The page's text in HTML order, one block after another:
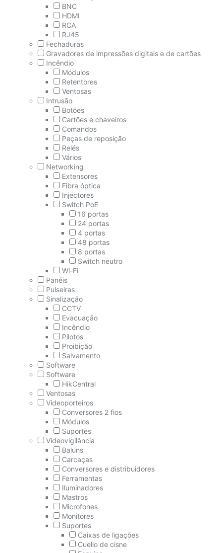
BNC
HDMI
RCA
RJ45
Fechaduras
Gravadores de impressões digitais e de cartões
Incêndio
Módulos
Retentores
Ventosas
Intrusão
Botões
Cartões e chaveiros
Comandos
Peças de reposição
Relés
Vários
Networking
Extensores
Fibra óptica
Injectores
Switch PoE
16 portas
24 portas
4 portas
48 portas
8 portas
Switch neutro
Wi-Fi
Panéis
Pulseiras
Sinalização
CCTV
Evacuação
Incêndio
Pilotos
Proibição
Salvamento
Software
Software
HikCentral
Ventosas
Videoporteiros
Conversores 2 fios
Módulos
Suportes
Videovigilância
Baluns
Carcaças
Conversores e distribuidores
Ferramentas
Iluminadores
Mastros
Microfones
Monitores
Suportes
Caixas de ligações
Cuello de cisne